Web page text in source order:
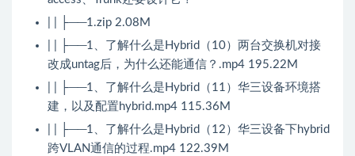
| | ├──1.zip 2.08M
| | ├──1、了解什么是Hybrid（10）两台交换机对接
改成untag后，为什么还能通信？.mp4 195.22M
| | ├──1、了解什么是Hybrid（11）华三设备环境搭
建，以及配置hybrid.mp4 115.36M
| | ├──1、了解什么是Hybrid（12）华三设备下hybrid
跨VLAN通信的过程.mp4 122.39M